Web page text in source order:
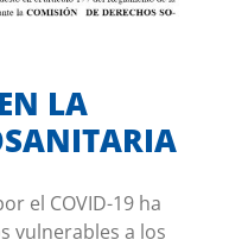
LA
el COVID-19 ha
vulnerables a los